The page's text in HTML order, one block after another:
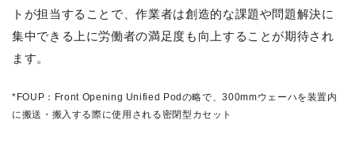
トが担当することで、作業者は創造的な課題や問題解決に
集中できる上に労働者の満足度も向上することが期待され
ます。
*FOUP：Front Opening Unified Podの略で、300mmウェーハを装置内
に搬送・搬入する際に使用される密閉型カセット